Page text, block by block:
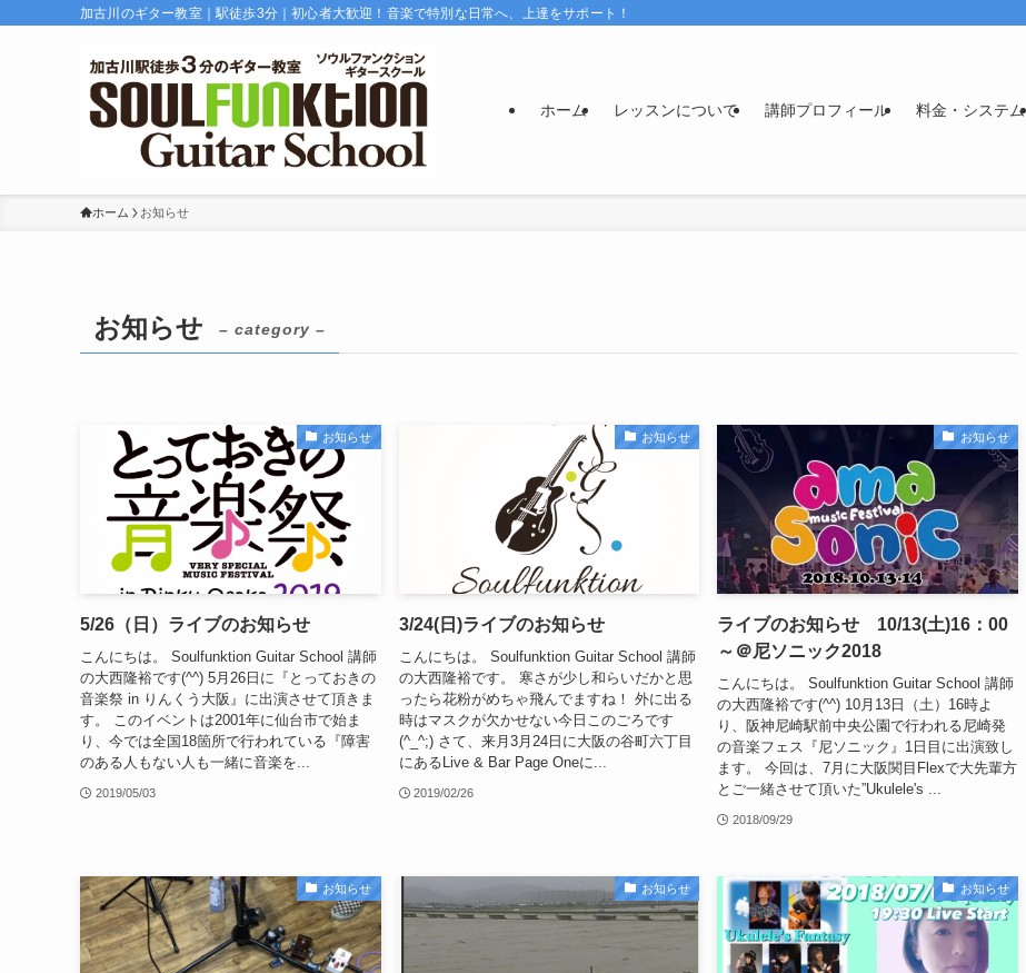
加古川のギター教室｜駅徒歩3分｜初心者大歓迎！音楽で特別な日常へ、上達をサポート！
ホーム レッスンについて 講師プロフィール 料金・システム
ホーム お知らせ
お知らせ – category –
お知らせ
5/26（日）ライブのお知らせ
こんにちは。 Soulfunktion Guitar School 講師
の大西隆裕です(^^) 5月26日に『とっておきの
音楽祭 in りんくう大阪』に出演させて頂きま
す。 このイベントは2001年に仙台市で始ま
り、今では全国18箇所で行われている『障害
のある人もない人も一緒に音楽を...
2019/05/03
お知らせ
3/24(日)ライブのお知らせ
こんにちは。 Soulfunktion Guitar School 講師
の大西隆裕です。 寒さが少し和らいだかと思
ったら花粉がめちゃ飛んでますね！ 外に出る
時はマスクが欠かせない今日このごろです
(^_^;) さて、来月3月24日に大阪の谷町六丁目
にあるLive & Bar Page Oneに...
2019/02/26
お知らせ
ライブのお知らせ 10/13(土)16：00
～＠尼ソニック2018
こんにちは。 Soulfunktion Guitar School 講師
の大西隆裕です(^^) 10月13日（土）16時よ
り、阪神尼崎駅前中央公園で行われる尼崎発
の音楽フェス『尼ソニック』1日目に出演致し
ます。 今回は、7月に大阪関目Flexで大先輩方
とご一緒させて頂いた”Ukulele's ...
2018/09/29
お知らせ お知らせ お知らせ